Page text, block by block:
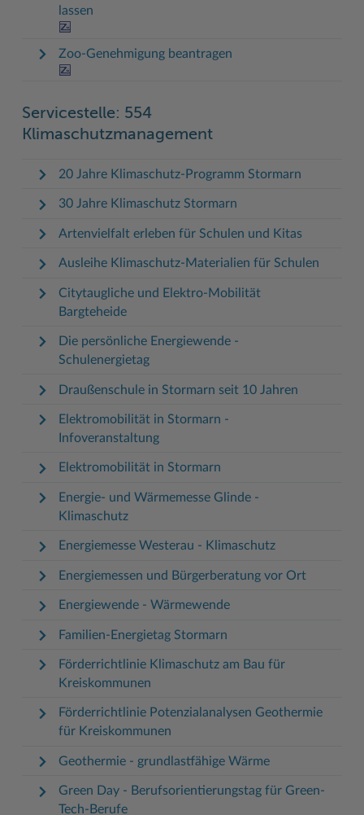
lassen
Zoo-Genehmigung beantragen
Servicestelle: 554
Klimaschutzmanagement
20 Jahre Klimaschutz-Programm Stormarn
30 Jahre Klimaschutz Stormarn
Artenvielfalt erleben für Schulen und Kitas
Ausleihe Klimaschutz-Materialien für Schulen
Citytaugliche und Elektro-Mobilität
Bargteheide
Die persönliche Energiewende -
Schulenergietag
Draußenschule in Stormarn seit 10 Jahren
Elektromobilität in Stormarn -
Infoveranstaltung
Elektromobilität in Stormarn
Energie- und Wärmemesse Glinde -
Klimaschutz
Energiemesse Westerau - Klimaschutz
Energiemessen und Bürgerberatung vor Ort
Energiewende - Wärmewende
Familien-Energietag Stormarn
Förderrichtlinie Klimaschutz am Bau für
Kreiskommunen
Förderrichtlinie Potenzialanalysen Geothermie
für Kreiskommunen
Geothermie - grundlastfähige Wärme
Green Day - Berufsorientierungstag für Green-
Tech-Berufe